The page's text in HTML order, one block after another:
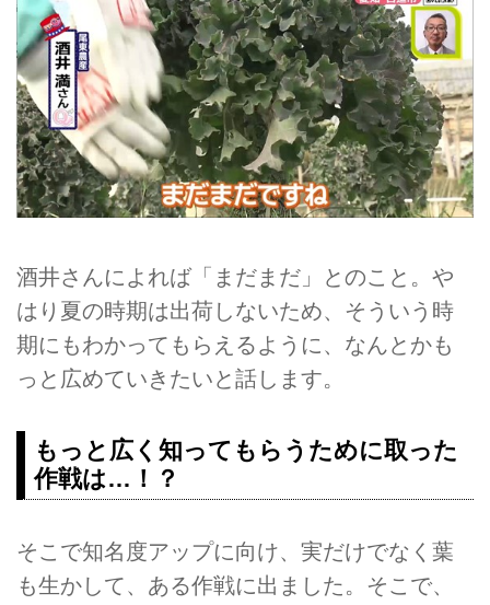
酒井さんによれば「まだまだ」とのこと。や
はり夏の時期は出荷しないため、そういう時
期にもわかってもらえるように、なんとかも
っと広めていきたいと話します。
もっと広く知ってもらうために取った
作戦は…！？
そこで知名度アップに向け、実だけでなく葉
も生かして、ある作戦に出ました。そこで、